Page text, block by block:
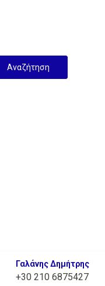
Γαλάνης Δημήτρης
+30 210 6875427